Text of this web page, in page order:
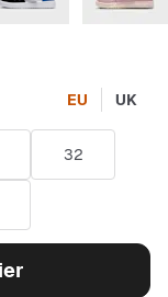
EU UK
32